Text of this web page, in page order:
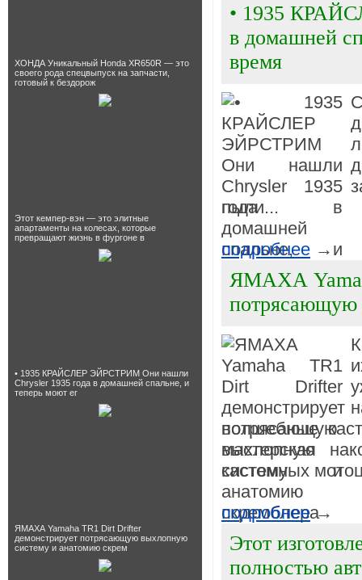
ХОНДА Уникальный Honda XR650R — это
своего рода спецвыпуск на запчасти,
готовый к бездорож
Этот кемпер-вэн — это элитные
апартаменты на колесах, которые
превращают жизнь в фургоне в
• 1935 КРАЙСЛЕР ЭЙРСТРИМ Они нашли
Chrysler 1935 года в домашней спальне, и
теперь моют ег
ЯМАХА Yamaha TR1 Dirt Drifter
демонстрирует потрясающую выхлопную
систему и анатомию скрем
• 1935
в домашней
время
пыли...
подробнее →
ЯМАХА
потрясающую
волшебные
мастерская
кастомных
подробнее→
Этот
полностью